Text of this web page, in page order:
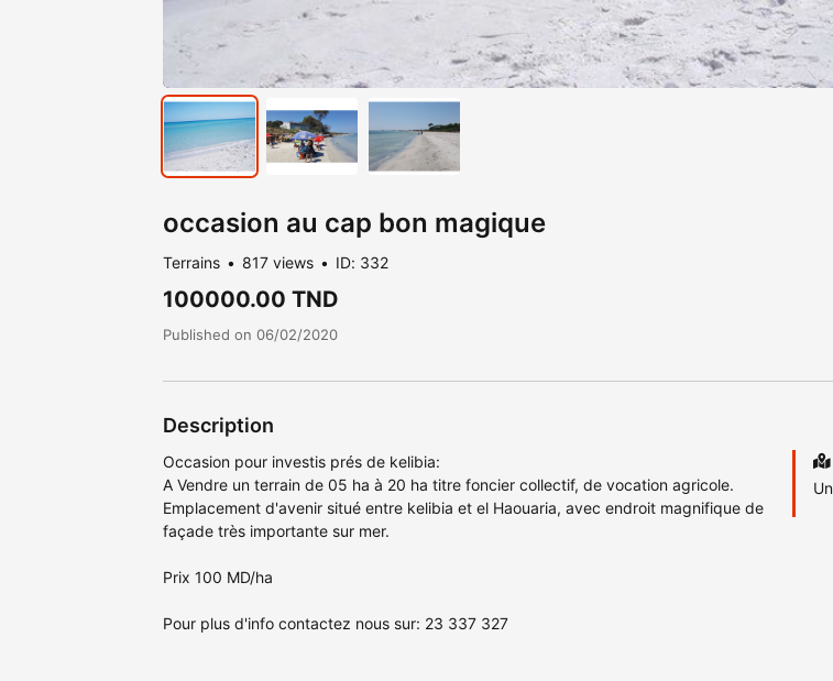
occasion au cap bon magique
Terrains 817 views ID: 332
100000.00 TND
Published on 06/02/2020
Description
Occasion pour investis prés de kelibia:
A Vendre un terrain de 05 ha à 20 ha titre foncier collectif, de vocation agricole.
Emplacement d'avenir situé entre kelibia et el Haouaria, avec endroit magnifique de
façade très importante sur mer.
Prix 100 MD/ha
Pour plus d'info contactez nous sur: 23 337 327